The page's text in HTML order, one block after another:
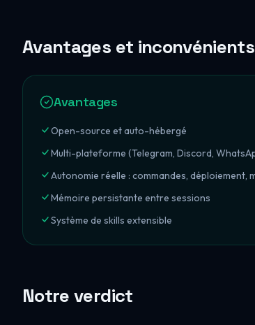
Avantages et inconvénients
Avantages
Open-source et auto-hébergé
Multi-plateforme (Telegram, Discord,
Autonomie réelle : commandes, déploiement,
Mémoire persistante entre sessions
Système de skills extensible
Notre verdict